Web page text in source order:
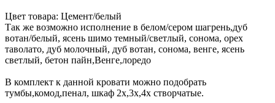
Цвет товара: Цемент/белый
Так же возможно исполнение в белом/сером шагрень,дуб
вотан/белый, ясень шимо темный/светлый, сонома, орех
таволато, дуб молочный, дуб вотан, сонома, венге, ясень
светлый, бетон пайн,Венге,лоредо
В комплект к данной кровати можно подобрать
тумбы,комод,пенал, шкаф 2х,3х,4х створчатые.